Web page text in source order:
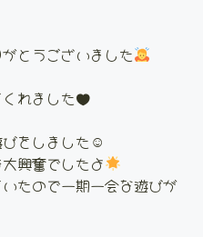
とうございました
くれました♥
をしました☺
興奮でしたよ
たので一期一会な遊びが